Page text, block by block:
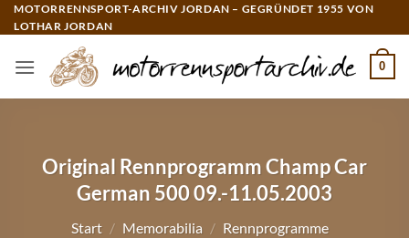
Zum
Inhalt
MOTORRENNSPORT-ARCHIV JORDAN – GEGRÜNDET 1955 VON
LOTHAR JORDAN
0
Original Rennprogramm Champ Car
German 500 09.-11.05.2003
Start / Memorabilia / Rennprogramme